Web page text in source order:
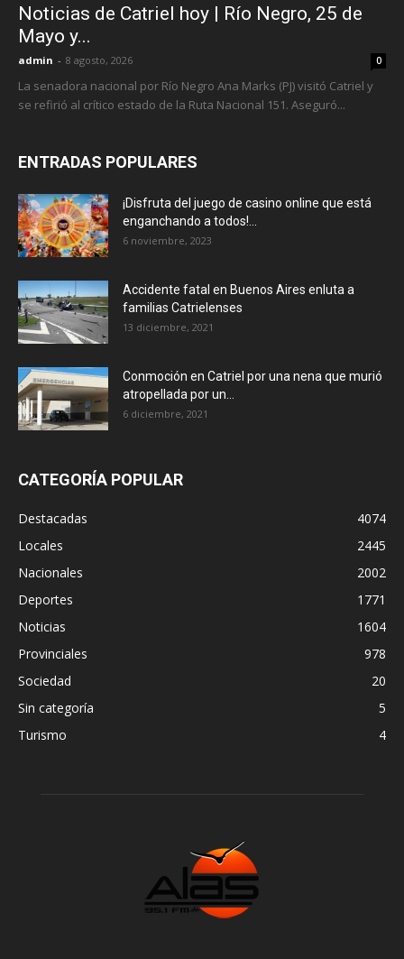
Noticias de Catriel hoy | Río Negro, 25 de
Mayo y...
admin - 8 agosto, 2026 0
La senadora nacional por Río Negro Ana Marks (PJ) visitó Catriel y
se refirió al crítico estado de la Ruta Nacional 151. Aseguró...
ENTRADAS POPULARES
¡Disfruta del juego de casino online que está
enganchando a todos!...
6 noviembre, 2023
Accidente fatal en Buenos Aires enluta a
familias Catrielenses
13 diciembre, 2021
Conmoción en Catriel por una nena que murió
atropellada por un...
6 diciembre, 2021
CATEGORÍA POPULAR
Destacadas
4074
Locales
2445
Nacionales
2002
Deportes
1771
Noticias
1604
Provinciales
978
Sociedad
20
Sin categoría
5
Turismo
4